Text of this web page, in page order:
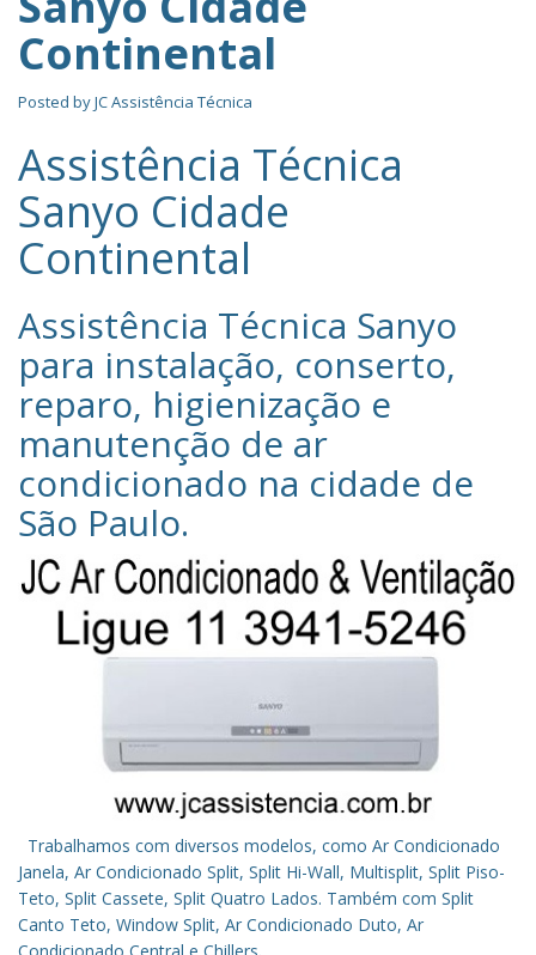
Continental
Posted byJC Assistência Técnica
Assistência Técnica
Sanyo Cidade
Continental
Assistência Técnica Sanyo‎
para instalação, conserto,
reparo, higienização e
manutenção de ar
condicionado na cidade de
São Paulo.
Trabalhamos com diversos modelos, como Ar Condicionado
Janela, Ar Condicionado Split, Split Hi-Wall, Multisplit, Split Piso-
Teto, Split Cassete, Split Quatro Lados. Também com Split
Canto Teto, Window Split, Ar Condicionado Duto, Ar